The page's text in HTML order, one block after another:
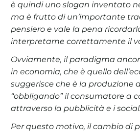
è quindi uno slogan inventato
ma è frutto di un’importante
pensiero e vale la pena
interpretarne correttamente il
Ovviamente, il paradigma
in economia, che è quello
suggerisce che è la produzione
“obbligando” il consumatore a
attraverso la pubblicità e i social.
Per questo motivo, il cambio di